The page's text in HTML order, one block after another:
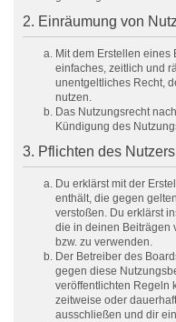
2. Einräumung von
Mit dem Erstellen eines
einfaches, zeitlich und
unentgeltliches Recht,
nutzen.
Das Nutzungsrecht
Kündigung des
3. Pflichten des Nutzers
Du erklärst mit der
enthält, die gegen
verstoßen. Du erklärst
die in deinen Beiträgen
bzw. zu verwenden.
Der Betreiber des
gegen diese
veröffentlichten Regeln
zeitweise oder
ausschließen und dir